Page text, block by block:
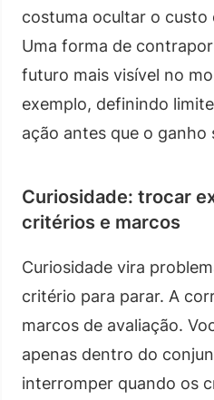
costuma ocultar o custo
Uma forma de
futuro mais visível no
exemplo, definindo
ação antes que o ganho
Curiosidade: trocar
critérios e marcos
Curiosidade vira
critério para parar. A
marcos de avaliação.
apenas dentro do
interromper quando os